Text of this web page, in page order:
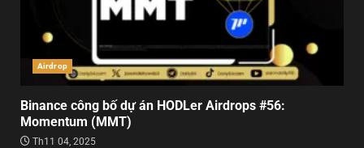
Airdrop
Binance công bố dự án HODLer Airdrops #56:
Momentum (MMT)
Th11 04, 2025